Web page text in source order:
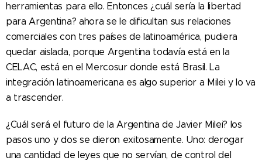
herramientas para ello. Entonces ¿cuál sería la libertad
para Argentina? ahora se le dificultan sus relaciones
comerciales con tres países de latinoamérica, pudiera
quedar aislada, porque Argentina todavía está en la
CELAC, está en el Mercosur donde está Brasil. La
integración latinoamericana es algo superior a Milei y lo va
a trascender.
¿Cuál será el futuro de la Argentina de Javier Milei? los
pasos uno y dos se dieron exitosamente. Uno: derogar
una cantidad de leyes que no servían, de control del